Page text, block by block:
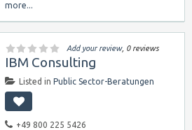
more...
Add your review, 0 reviews
IBM Consulting
Listed in Public Sector-Beratungen
+49 800 225 5426